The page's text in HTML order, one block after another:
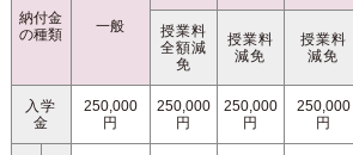
納付金
の種類
一般
授業料
全額減
免
授業料
減免
授業料
減免
入学
金
250,000
円
250,000
円
250,000
円
250,000
円